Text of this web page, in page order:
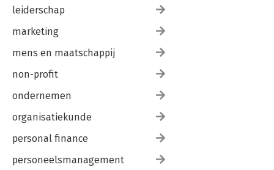
leiderschap
marketing
mens en maatschappij
non-profit
ondernemen
organisatiekunde
personal finance
personeelsmanagement